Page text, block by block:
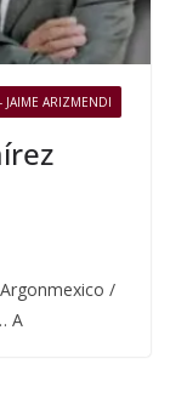
JAIME ARIZMENDI
/
A